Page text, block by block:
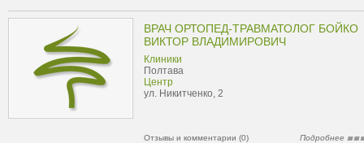
ВРАЧ ОРТОПЕД-ТРАВМАТОЛОГ БОЙКО
ВИКТОР ВЛАДИМИРОВИЧ
Клиники
Полтава
Центр
ул. Никитченко, 2
Отзывы и комментарии (0) Подробнее